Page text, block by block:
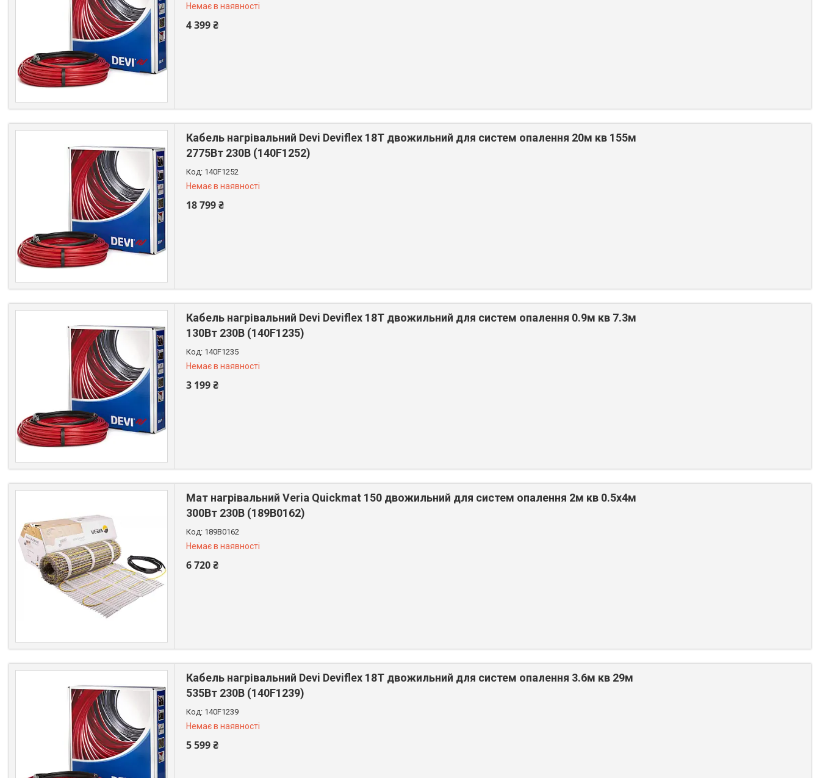
Немає в наявності
4 399 ₴
Кабель нагрівальний Devi Deviflex 18T двожильний для систем опалення 20м кв 155м
2775Вт 230В (140F1252)
140F1252
Немає в наявності
18 799 ₴
Кабель нагрівальний Devi Deviflex 18T двожильний для систем опалення 0.9м кв 7.3м
130Вт 230В (140F1235)
140F1235
Немає в наявності
3 199 ₴
Мат нагрівальний Veria Quickmat 150 двожильний для систем опалення 2м кв 0.5х4м
300Вт 230В (189B0162)
189B0162
Немає в наявності
6 720 ₴
Кабель нагрівальний Devi Deviflex 18T двожильний для систем опалення 3.6м кв 29м
535Вт 230В (140F1239)
140F1239
Немає в наявності
5 599 ₴